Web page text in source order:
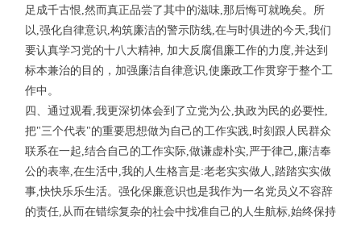
足成千古恨,然而真正品尝了其中的滋味,那后悔可就晚矣。所
以,强化自律意识,构筑廉洁的警示防线,在与时俱进的今天,我们
要认真学习党的十八大精神, 加大反腐倡廉工作的力度,并达到
标本兼治的目的，加强廉洁自律意识,使廉政工作贯穿于整个工
作中。
四、通过观看,我更深切体会到了立党为公,执政为民的必要性,
把"三个代表"的重要思想做为自己的工作实践,时刻跟人民群众
联系在一起,结合自己的工作实际,做谦虚朴实,严于律己,廉洁奉
公的表率,在生活中,我的人生格言是:老老实实做人,踏踏实实做
事,快快乐乐生活。强化保廉意识也是我作为一名党员义不容辞
的责任,从而在错综复杂的社会中找准自己的人生航标,始终保持